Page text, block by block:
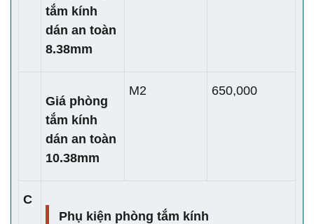
tắm kính
dán an toàn
8.38mm
Giá phòng
tắm kính
dán an toàn
10.38mm
M2 650,000
C
Phụ kiện phòng tắm kính